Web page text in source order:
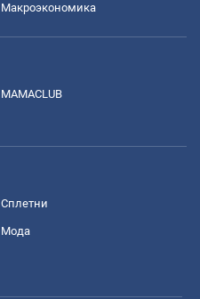
Mакроэкономика
MAMACLUB
Сплетни
Мода